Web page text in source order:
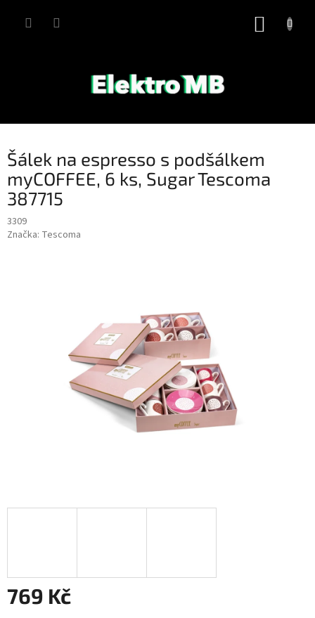
Šálek na espresso s podšálkem
myCOFFEE, 6 ks, Sugar Tescoma
387715
3309
Značka: Tescoma
769 Kč